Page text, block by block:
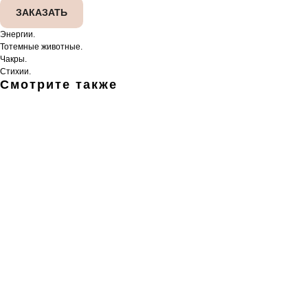
ЗАКАЗАТЬ
Энергии.
Тотемные животные.
Чакры.
Стихии.
Смотрите также